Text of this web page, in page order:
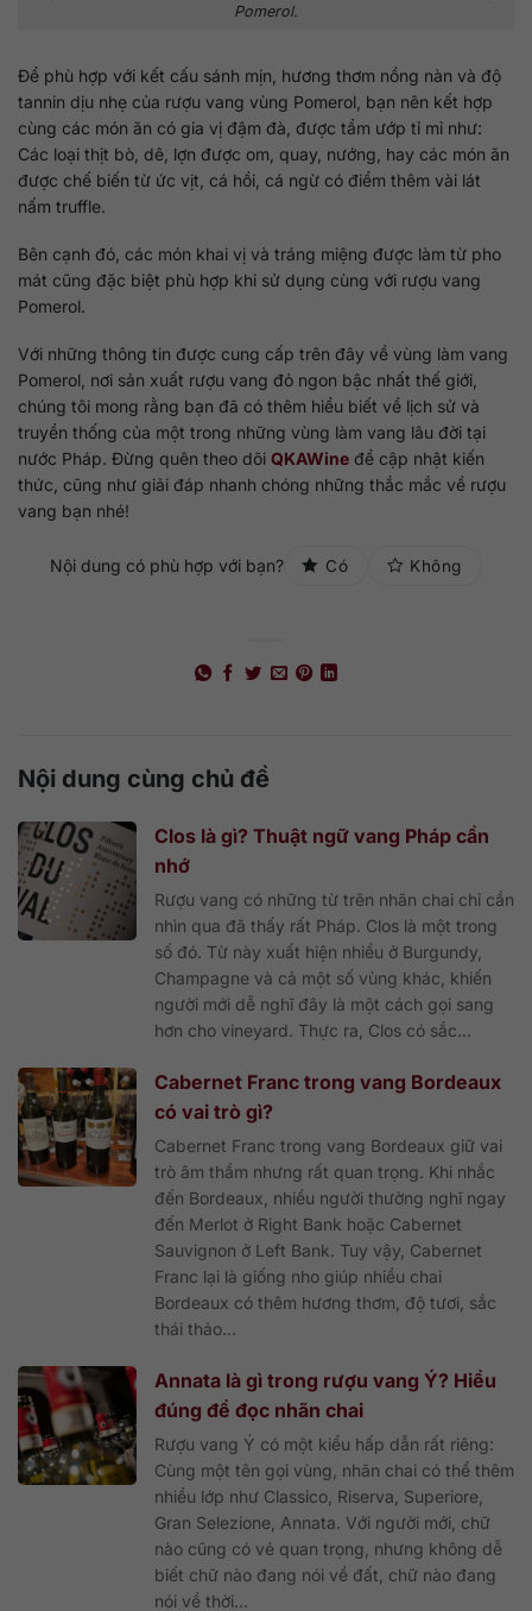
Pomerol.
Để phù hợp với kết cấu sánh mịn, hương thơm nồng nàn và độ
tannin dịu nhẹ của rượu vang vùng Pomerol, bạn nên kết hợp
cùng các món ăn có gia vị đậm đà, được tẩm ướp tỉ mỉ như:
Các loại thịt bò, dê, lợn được om, quay, nướng, hay các món ăn
được chế biến từ ức vịt, cá hồi, cá ngừ có điểm thêm vài lát
nấm truffle.
Bên cạnh đó, các món khai vị và tráng miệng được làm từ pho
mát cũng đặc biệt phù hợp khi sử dụng cùng với rượu vang
Pomerol.
Với những thông tin được cung cấp trên đây về vùng làm vang
Pomerol, nơi sản xuất rượu vang đỏ ngon bậc nhất thế giới,
chúng tôi mong rằng bạn đã có thêm hiểu biết về lịch sử và
truyền thống của một trong những vùng làm vang lâu đời tại
nước Pháp. Đừng quên theo dõi QKAWine để cập nhật kiến
thức, cũng như giải đáp nhanh chóng những thắc mắc về rượu
vang bạn nhé!
Nội dung có phù hợp với bạn? Có Không
Nội dung cùng chủ đề
Clos là gì? Thuật ngữ vang Pháp cần
nhớ
Rượu vang có những từ trên nhãn chai chỉ cần
nhìn qua đã thấy rất Pháp. Clos là một trong
số đó. Từ này xuất hiện nhiều ở Burgundy,
Champagne và cả một số vùng khác, khiến
người mới dễ nghĩ đây là một cách gọi sang
hơn cho vineyard. Thực ra, Clos có sắc...
Cabernet Franc trong vang Bordeaux
có vai trò gì?
Cabernet Franc trong vang Bordeaux giữ vai
trò âm thầm nhưng rất quan trọng. Khi nhắc
đến Bordeaux, nhiều người thường nghĩ ngay
đến Merlot ở Right Bank hoặc Cabernet
Sauvignon ở Left Bank. Tuy vậy, Cabernet
Franc lại là giống nho giúp nhiều chai
Bordeaux có thêm hương thơm, độ tươi, sắc
thái thảo...
Annata là gì trong rượu vang Ý? Hiểu
đúng để đọc nhãn chai
Rượu vang Ý có một kiểu hấp dẫn rất riêng:
Cùng một tên gọi vùng, nhãn chai có thể thêm
nhiều lớp như Classico, Riserva, Superiore,
Gran Selezione, Annata. Với người mới, chữ
nào cũng có vẻ quan trọng, nhưng không dễ
biết chữ nào đang nói về đất, chữ nào đang
nói về thời...